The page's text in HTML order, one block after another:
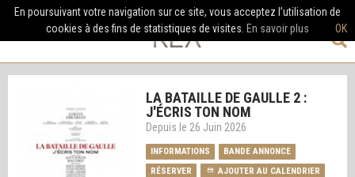
LA BATAILLE DE GAULLE 2 :
J'ÉCRIS TON NOM
Depuis le 26 Juin 2026
INFORMATIONS
BANDE ANNONCE
RÉSERVER
AJOUTER AU CALENDRIER
OK
En poursuivant votre navigation sur ce site, vous acceptez l’utilisation de
cookies à des fins de statistiques de visites. En savoir plus